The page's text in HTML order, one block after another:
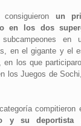
un
en los dos
subcampeones en
en el gigante y el
en los que
los Juegos de
compitieron
y su deportista